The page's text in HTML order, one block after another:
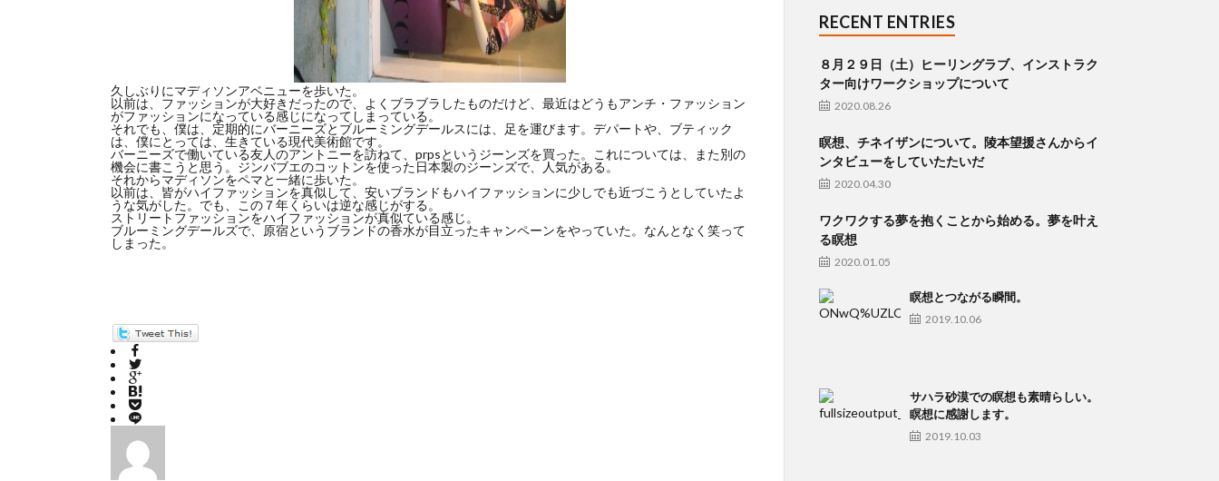
久しぶりにマディソンアベニューを歩いた。
以前は、ファッションが大好きだったので、よくブラブラしたものだけど、最近はどうもアンチ・ファッション
がファッションになっている感じになってしまっている。
それでも、僕は、定期的にバーニーズとブルーミングデールスには、足を運びます。デパートや、ブティック
は、僕にとっては、生きている現代美術館です。
バーニーズで働いている友人のアントニーを訪ねて、prpsというジーンズを買った。これについては、また別の
機会に書こうと思う。ジンバブエのコットンを使った日本製のジーンズで、人気がある。
それからマディソンをペマと一緒に歩いた。
以前は、皆がハイファッションを真似して、安いブランドもハイファッションに少しでも近づこうとしていたよ
うな気がした。でも、この７年くらいは逆な感じがする。
ストリートファッションをハイファッションが真似ている感じ。
ブルーミングデールズで、原宿というブランドの香水が目立ったキャンペーンをやっていた。なんとなく笑って
しまった。
RECENT ENTRIES
８月２９日（土）ヒーリングラブ、インストラク
ター向けワークショップについて
2020.08.26
瞑想、チネイザンについて。陵本望援さんからイ
ンタビューをしていたたいだ
2020.04.30
ワクワクする夢を抱くことから始める。夢を叶え
る瞑想
2020.01.05
瞑想とつながる瞬間。
2019.10.06
サハラ砂漠での瞑想も素晴らしい。
瞑想に感謝します。
2019.10.03